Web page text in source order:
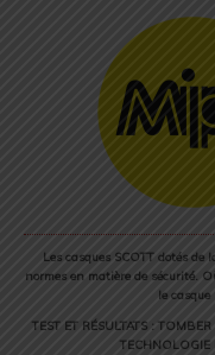
Les casques SCOTT dotés
normes en matière de sécurité.
le
TEST ET RÉSULTATS :
TECHNOLOGIE